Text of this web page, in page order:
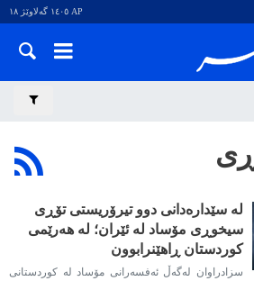
AP ١٤٠٥ گەلاوێژ ١٨
لە سێدارەدانی دوو تیرۆریستی تۆڕی
سیخوڕی مۆساد لە ئێران؛ لە هەرێمی
کوردستان ڕاهێنرابوون
سزادراوان لەگەڵ ئەفسەرانی مۆساد لە کوردستانی